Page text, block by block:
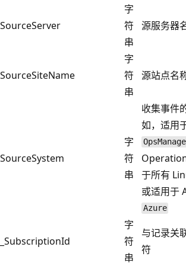
SourceServer
字
符
串
源服务器
SourceSiteName
字
符
串
源站点名
SourceSystem
字
符
串
收集事件
如，适用
于所有
或适用于
Azure
_SubscriptionId
字
符
串
与记录关
符